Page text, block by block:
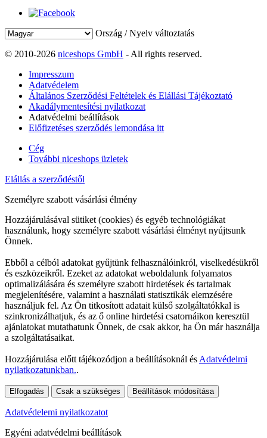
Ország / Nyelv változtatás
© 2010-2026 niceshops GmbH - All rights reserved.
Impresszum
Adatvédelem
Általános Szerződési Feltételek és Elállási Tájékoztató
Akadálymentesítési nyilatkozat
Adatvédelmi beállítások
Előfizetéses szerződés lemondása itt
Cég
További niceshops üzletek
Elállás a szerződéstől
Személyre szabott vásárlási élmény
Hozzájárulásával sütiket (cookies) és egyéb technológiákat
használunk, hogy személyre szabott vásárlási élményt nyújtsunk
Önnek.
Ebből a célból adatokat gyűjtünk felhasználóinkról, viselkedésükről
és eszközeikről. Ezeket az adatokat weboldalunk folyamatos
optimalizálására és személyre szabott hirdetések és tartalmak
megjelenítésére, valamint a használati statisztikák elemzésére
használjuk fel. Az Ön titkosított adatait külső szolgáltatókkal is
szinkronizálhatjuk, és az ő online hirdetési csatornáikon keresztül
ajánlatokat mutathatunk Önnek, de csak akkor, ha Ön már használja
a szolgáltatásaikat.
Hozzájárulása előtt tájékozódjon a beállításoknál és Adatvédelmi
nyilatkozatunkban..
Elfogadás Csak a szükséges Beállítások módosítása
Adatvédelemi nyilatkozatot
Egyéni adatvédelmi beállítások